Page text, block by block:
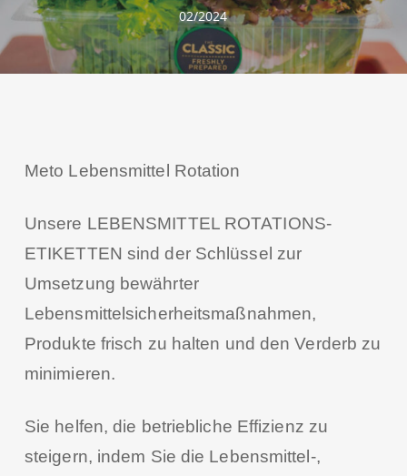
02/2024
Meto Lebensmittel Rotation
Unsere LEBENSMITTEL ROTATIONS-
ETIKETTEN sind der Schlüssel zur
Umsetzung bewährter
Lebensmittelsicherheitsmaßnahmen,
Produkte frisch zu halten und den Verderb zu
minimieren.
Sie helfen, die betriebliche Effizienz zu
steigern, indem Sie die Lebensmittel-,